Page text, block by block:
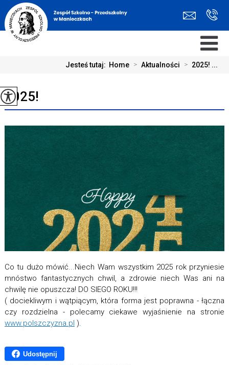
Jesteś tutaj: Home > Aktualności > 2025! ...
2025!
Co tu dużo mówić...Niech Wam wszystkim 2025 rok przyniesie
mnóstwo fantastycznych chwil, a zdrowie niech Was ani na
chwilę nie opuszcza! DO SIEGO ROKU!!!
( dociekliwym i wątpiącym, która forma jest poprawna - łączna
czy rozdzielna - polecamy ciekawe wyjaśnienie na stronie
www.polszczyzna.pl ).
Udostępnij